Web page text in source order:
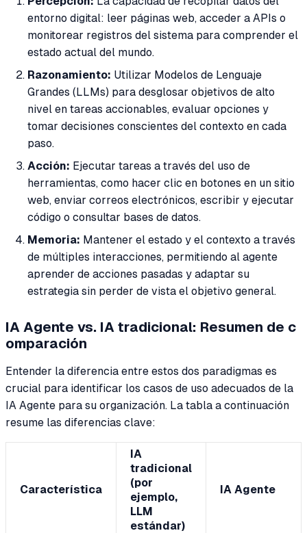
entorno digital: leer páginas web, acceder a APIs o
monitorear registros del sistema para comprender el
estado actual del mundo.
Razonamiento: Utilizar Modelos de Lenguaje
Grandes (LLMs) para desglosar objetivos de alto
nivel en tareas accionables, evaluar opciones y
tomar decisiones conscientes del contexto en cada
paso.
Acción: Ejecutar tareas a través del uso de
herramientas, como hacer clic en botones en un sitio
web, enviar correos electrónicos, escribir y ejecutar
código o consultar bases de datos.
Memoria: Mantener el estado y el contexto a través
de múltiples interacciones, permitiendo al agente
aprender de acciones pasadas y adaptar su
estrategia sin perder de vista el objetivo general.
IA Agente vs. IA tradicional: Resumen de c
omparación
Entender la diferencia entre estos dos paradigmas es
crucial para identificar los casos de uso adecuados de la
IA Agente para su organización. La tabla a continuación
resume las diferencias clave:
Característica
IA
tradicional
(por
ejemplo,
LLM
estándar)
IA Agente